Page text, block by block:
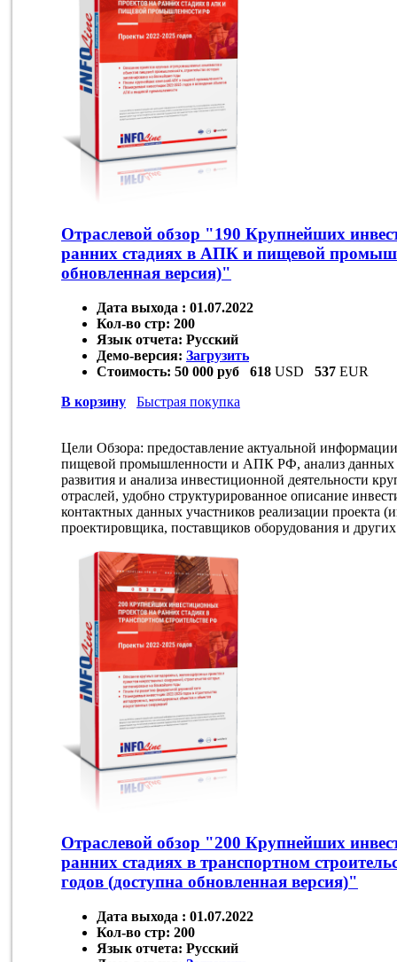
Отраслевой обзор "190 Крупнейших
ранних стадиях в АПК и пищевой
обновленная версия)"
Дата выхода : 01.07.2022
Кол-во стр: 200
Язык отчета: Русский
Демо-версия: Загрузить
Стоимость: 50 000 руб 618 USD 537 EUR
В корзину
Быстрая покупка
Цели Обзора: предоставление актуальной
пищевой промышленности и АПК РФ, анализ данных
развития и анализа инвестиционной деятельности
отраслей, удобно структурированное описание
контактных данных участников реализации проекта
проектировщика, поставщиков оборудования и
Отраслевой обзор "200 Крупнейших
ранних стадиях в транспортном
годов (доступна обновленная версия)"
Дата выхода : 01.07.2022
Кол-во стр: 200
Язык отчета: Русский